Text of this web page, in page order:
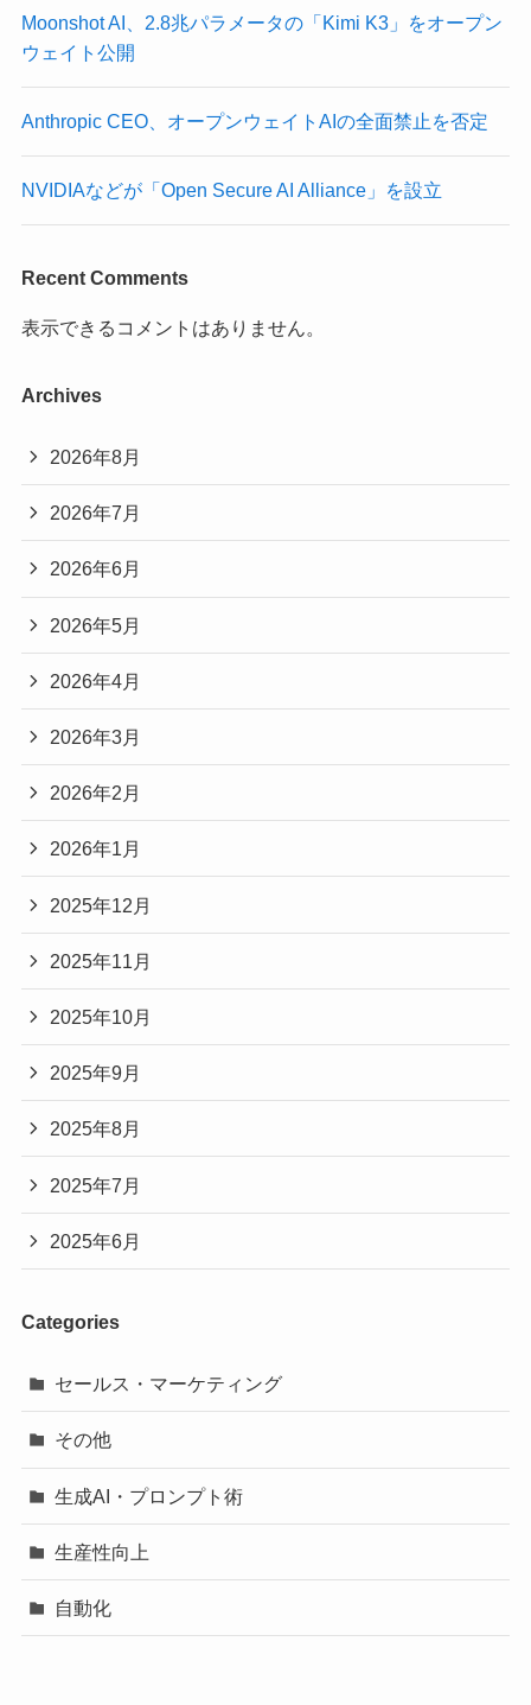
Moonshot AI、2.8兆パラメータの「Kimi K3」をオープン
ウェイト公開
Anthropic CEO、オープンウェイトAIの全面禁止を否定
NVIDIAなどが「Open Secure AI Alliance」を設立
Recent Comments
表示できるコメントはありません。
Archives
2026年8月
2026年7月
2026年6月
2026年5月
2026年4月
2026年3月
2026年2月
2026年1月
2025年12月
2025年11月
2025年10月
2025年9月
2025年8月
2025年7月
2025年6月
Categories
セールス・マーケティング
その他
生成AI・プロンプト術
生産性向上
自動化